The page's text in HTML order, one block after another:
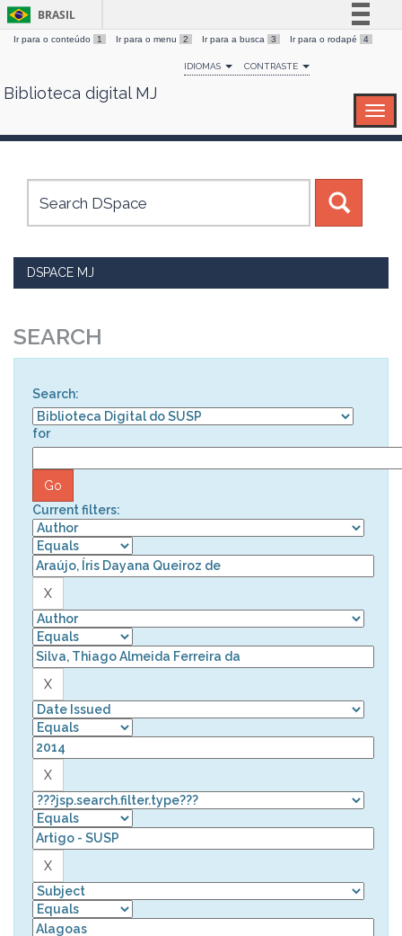
Skip
BRASIL
Simplifique!
Comunica BR
Canais
Ir para o conteúdo 1 Ir para o menu 2 Ir para a busca 3 Ir para o rodapé 4
IDIOMAS CONTRASTE
Biblioteca digital MJ
DSPACE MJ
SEARCH
Search:
for
Current filters: